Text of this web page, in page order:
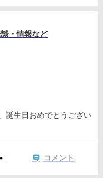
談・情報など
誕生日おめでとうござい
コメント